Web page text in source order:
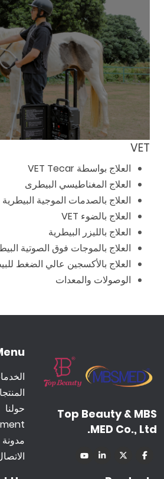
VET
العلاج بواسطة VET Tecar
العلاج المغناطيسي البيطرى
العلاج بالصدمات الموجية البيطرية
العلاج بالضوء VET
العلاج بالليزر البيطرية
العلاج بالموجات فوق الصوتية
العلاج بالأكسجين عالي الضغط
الوصولات والمعدات
Top Beauty & MBS
MED Co., Ltd.
حولنا
مدونة